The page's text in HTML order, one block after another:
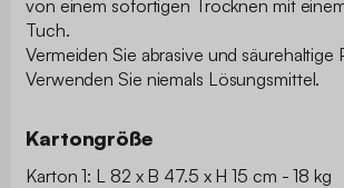
von einem sofortigen Trocknen mit
Tuch.
Vermeiden Sie abrasive und säurehaltige
Verwenden Sie niemals Lösungsmittel.
Kartongröße
Karton 1: L 82 x B 47.5 x H 15 cm - 18 kg